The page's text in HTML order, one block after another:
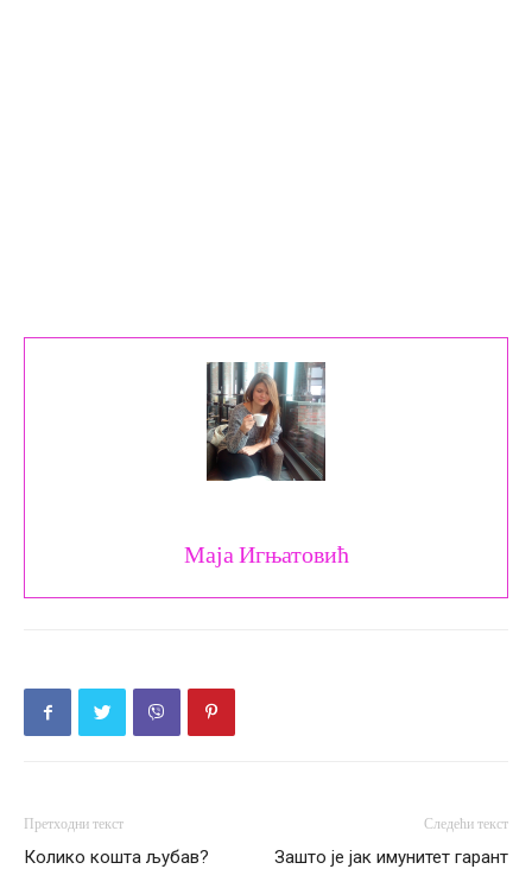
Маја Игњатовић
Претходни текст
Колико кошта љубав?
Следећи текст
Зашто је јак имунитет гарант